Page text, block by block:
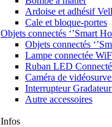
Ardoise et adhésif
Cale et bloque-portes
Objets connectés ‘’Smart
Objets connectés
Lampe connectée
Ruban LED
Caméra de
Interrupteur
Autre accessoires
Infos